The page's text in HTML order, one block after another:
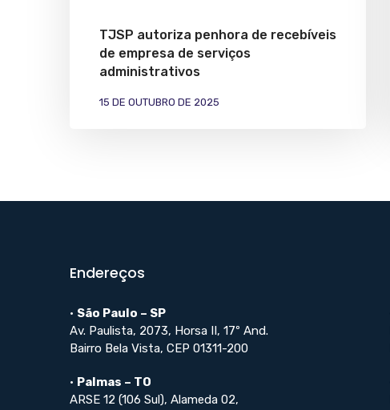
TJSP autoriza penhora de recebíveis
de empresa de serviços
administrativos
15 DE OUTUBRO DE 2025
Endereços
• São Paulo – SP
Av. Paulista, 2073, Horsa II, 17º And.
Bairro Bela Vista, CEP 01311-200
• Palmas – TO
ARSE 12 (106 Sul), Alameda 02,